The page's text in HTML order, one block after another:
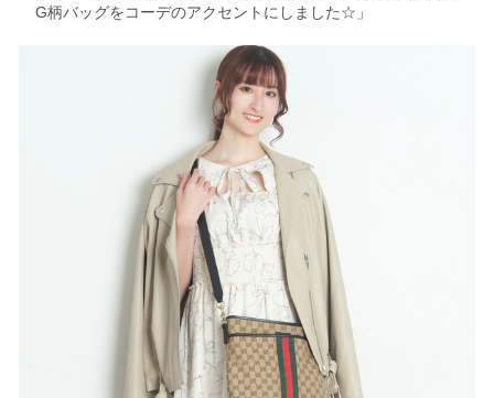
G柄バッグをコーデのアクセントにしました☆」